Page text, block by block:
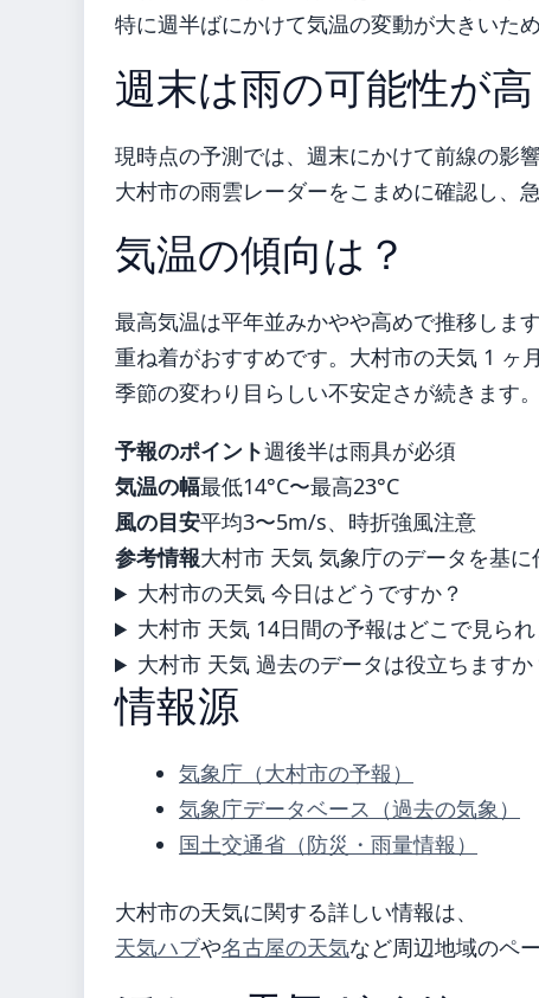
特に週半ばにかけて気温の変動が大きいた
週末は雨の可能性が高
現時点の予測では、週末にかけて前線の影
大村市の雨雲レーダーをこまめに確認し、
気温の傾向は？
最高気温は平年並みかやや高めで推移しま
重ね着がおすすめです。大村市の天気 1 ヶ
季節の変わり目らしい不安定さが続きます。
予報のポイント週後半は雨具が必須
気温の幅最低14°C〜最高23°C
風の目安平均3〜5m/s、時折強風注意
参考情報大村市 天気 気象庁のデータを基に
大村市の天気 今日はどうですか？
大村市 天気 14日間の予報はどこで見られ
大村市 天気 過去のデータは役立ちますか
情報源
気象庁（大村市の予報）
気象庁データベース（過去の気象）
国土交通省（防災・雨量情報）
大村市の天気に関する詳しい情報は、
天気ハブや名古屋の天気など周辺地域のペ